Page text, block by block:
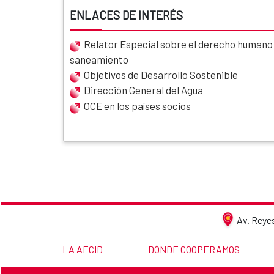
ENLACES DE INTERÉS
Relator Especial sobre el derecho
saneamiento
Objetivos de Desarrollo Sostenible
Dirección General del Agua
OCE en los países socios
Av.
LINK TO THE WEBSITE:
LA AECID LINK TO THE WEBSITE:
DÓNDE COOPERAMOS